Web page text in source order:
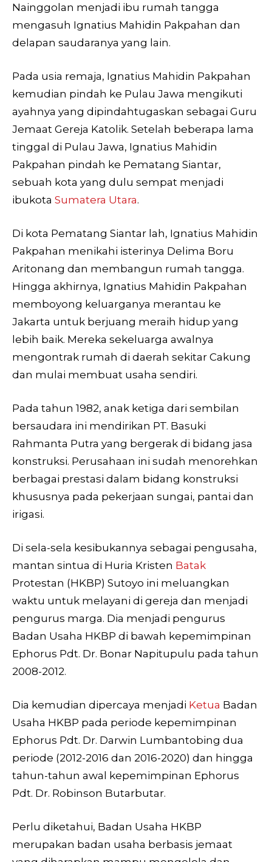
Nainggolan menjadi ibu rumah tangga
mengasuh Ignatius Mahidin Pakpahan dan
delapan saudaranya yang lain.
Pada usia remaja, Ignatius Mahidin Pakpahan
kemudian pindah ke Pulau Jawa mengikuti
ayahnya yang dipindahtugaskan sebagai Guru
Jemaat Gereja Katolik. Setelah beberapa lama
tinggal di Pulau Jawa, Ignatius Mahidin
Pakpahan pindah ke Pematang Siantar,
sebuah kota yang dulu sempat menjadi
ibukota Sumatera Utara.
Di kota Pematang Siantar lah, Ignatius Mahidin
Pakpahan menikahi isterinya Delima Boru
Aritonang dan membangun rumah tangga.
Hingga akhirnya, Ignatius Mahidin Pakpahan
memboyong keluarganya merantau ke
Jakarta untuk berjuang meraih hidup yang
lebih baik. Mereka sekeluarga awalnya
mengontrak rumah di daerah sekitar Cakung
dan mulai membuat usaha sendiri.
Pada tahun 1982, anak ketiga dari sembilan
bersaudara ini mendirikan PT. Basuki
Rahmanta Putra yang bergerak di bidang jasa
konstruksi. Perusahaan ini sudah menorehkan
berbagai prestasi dalam bidang konstruksi
khususnya pada pekerjaan sungai, pantai dan
irigasi.
Di sela-sela kesibukannya sebagai pengusaha,
mantan sintua di Huria Kristen Batak
Protestan (HKBP) Sutoyo ini meluangkan
waktu untuk melayani di gereja dan menjadi
pengurus marga. Dia menjadi pengurus
Badan Usaha HKBP di bawah kepemimpinan
Ephorus Pdt. Dr. Bonar Napitupulu pada tahun
2008-2012.
Dia kemudian dipercaya menjadi Ketua Badan
Usaha HKBP pada periode kepemimpinan
Ephorus Pdt. Dr. Darwin Lumbantobing dua
periode (2012-2016 dan 2016-2020) dan hingga
tahun-tahun awal kepemimpinan Ephorus
Pdt. Dr. Robinson Butarbutar.
Perlu diketahui, Badan Usaha HKBP
merupakan badan usaha berbasis jemaat